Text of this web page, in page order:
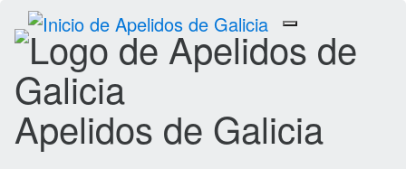
Toggle
navigation
Apelidos de Galicia